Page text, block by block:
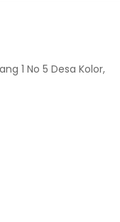
1 No 5 Desa Kolor,